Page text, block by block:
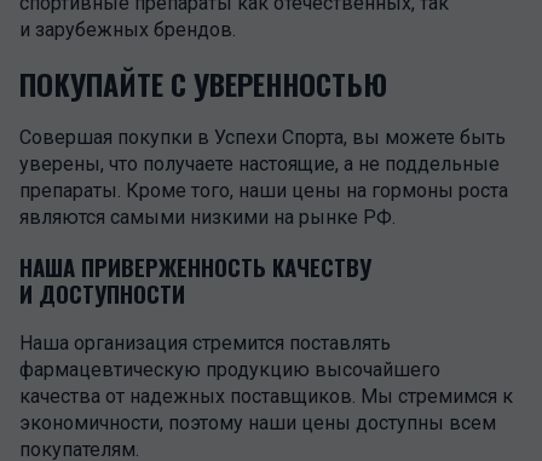
и зарубежных брендов.
ПОКУПАЙТЕ С УВЕРЕННОСТЬЮ
Совершая покупки в Успехи Спорта, вы можете быть
уверены, что получаете настоящие, а не поддельные
препараты. Кроме того, наши цены на гормоны роста
являются самыми низкими на рынке РФ.
НАША ПРИВЕРЖЕННОСТЬ КАЧЕСТВУ
И ДОСТУПНОСТИ
Наша организация стремится поставлять
фармацевтическую продукцию высочайшего
качества от надежных поставщиков. Мы стремимся к
экономичности, поэтому наши цены доступны всем
покупателям.